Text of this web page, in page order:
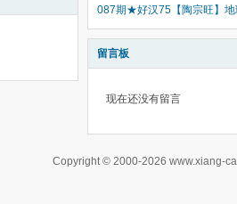
087期★好汉75【陶宗旺】
留言板
现在还没有留言
Copyright © 2000-2026 www.xiang-